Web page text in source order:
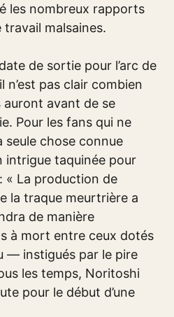
les nombreux rapports
malsaines.
de sortie pour l’arc de
pas clair combien
auront avant de se
Pour les fans qui ne
seule chose connue
intrigue taquinée pour
« La production de
la traque meurtrière a
de manière
à mort entre ceux dotés
— instigués par le pire
les temps, Noritoshi
pour le début d’une